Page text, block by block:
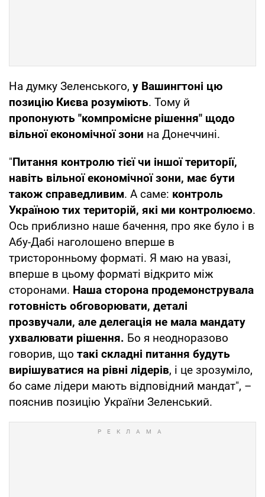
На думку Зеленського, у Вашингтоні цю
позицію Києва розуміють. Тому й
пропонують "компромісне рішення" щодо
вільної економічної зони на Донеччині.
"Питання контролю тієї чи іншої території,
навіть вільної економічної зони, має бути
також справедливим. А саме: контроль
Україною тих територій, які ми контролюємо.
Ось приблизно наше бачення, про яке було і в
Абу-Дабі наголошено вперше в
тристоронньому форматі. Я маю на увазі,
вперше в цьому форматі відкрито між
сторонами. Наша сторона продемонструвала
готовність обговорювати, деталі
прозвучали, але делегація не мала мандату
ухвалювати рішення. Бо я неодноразово
говорив, що такі складні питання будуть
вирішуватися на рівні лідерів, і це зрозуміло,
бо саме лідери мають відповідний мандат", –
пояснив позицію України Зеленський.